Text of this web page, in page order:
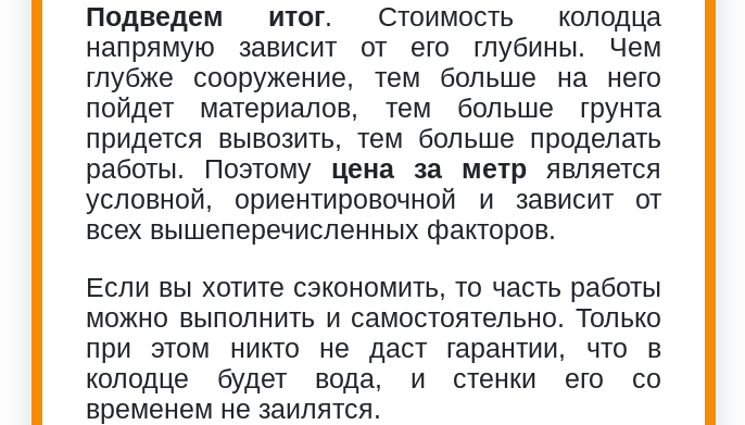
Подведем итог. Стоимость колодца
напрямую зависит от его глубины. Чем
глубже сооружение, тем больше на него
пойдет материалов, тем больше грунта
придется вывозить, тем больше проделать
работы. Поэтому цена за метр является
условной, ориентировочной и зависит от
всех вышеперечисленных факторов.
Если вы хотите сэкономить, то часть работы
можно выполнить и самостоятельно. Только
при этом никто не даст гарантии, что в
колодце будет вода, и стенки его со
временем не заилятся.